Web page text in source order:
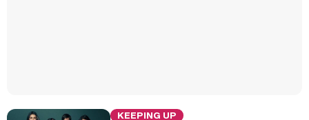
KEEPING UP